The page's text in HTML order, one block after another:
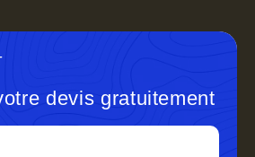
devis gratuitement